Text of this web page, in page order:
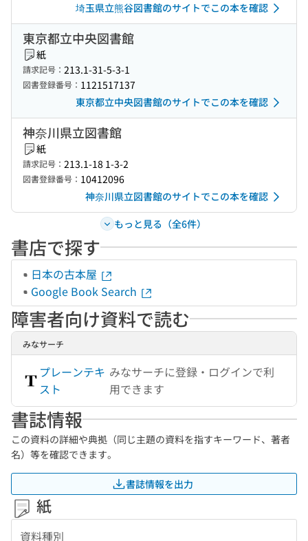
埼玉県立熊谷図書館のサイトでこの本を確認
東京都立中央図書館
紙
請求記号： 213.1-31-5-3-1
図書登録番号： 1121517137
東京都立中央図書館のサイトでこの本を確認
神奈川県立図書館
紙
請求記号： 213.1-18 1-3-2
図書登録番号： 10412096
神奈川県立図書館のサイトでこの本を確認
もっと見る（全6件）
書店で探す
日本の古本屋
Google Book Search
障害者向け資料で読む
みなサーチ
プレーンテキ
スト
みなサーチに登録・ログインで利
用できます
書誌情報
この資料の詳細や典拠（同じ主題の資料を指すキーワード、著者
名）等を確認できます。
書誌情報を出力
紙
資料種別